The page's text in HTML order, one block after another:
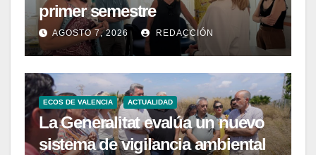
primer semestre
AGOSTO 7, 2026 REDACCIÓN
ECOS DE VALENCIA ACTUALIDAD
La Generalitat evalúa un nuevo
sistema de vigilancia ambiental